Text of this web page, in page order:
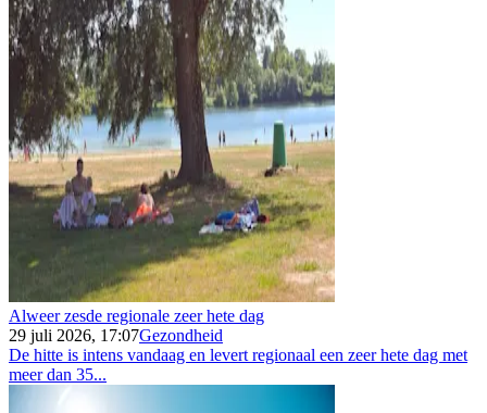
Alweer zesde regionale zeer hete dag
29 juli 2026, 17:07Gezondheid
De hitte is intens vandaag en levert regionaal een zeer hete dag met
meer dan 35...